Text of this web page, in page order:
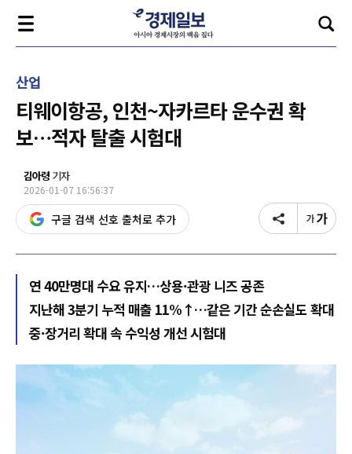
산업
티웨이항공, 인천~자카르타 운수권 확
보…적자 탈출 시험대
김아령 기자
2026-01-07 16:56:37
구글 검색 선호 출처로 추가
연 40만명대 수요 유지…상용·관광 니즈 공존
지난해 3분기 누적 매출 11%↑…같은 기간 순손실도 확대
중·장거리 확대 속 수익성 개선 시험대